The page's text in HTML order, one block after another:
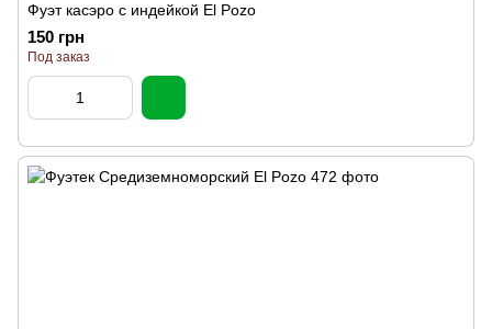
Фуэт касэро с индейкой El Pozo
150 грн
Под заказ